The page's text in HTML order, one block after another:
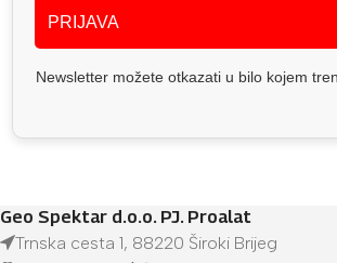
PRIJAVA
Newsletter možete otkazati u bilo kojem
Geo Spektar d.o.o. PJ. Proalat
Trnska cesta 1, 88220 Široki Brijeg